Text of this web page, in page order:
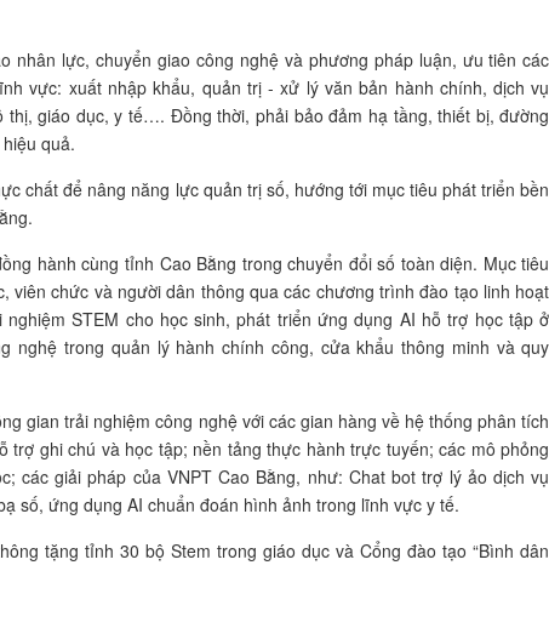
nhân lực, chuyển giao công nghệ và phương pháp luận, ưu tiên các
vực: xuất nhập khẩu, quản trị - xử lý văn bản hành chính, dịch vụ
giáo dục, y tế…. Đồng thời, phải bảo đảm hạ tầng, thiết bị, đường
quả.
chất để nâng năng lực quản trị số, hướng tới mục tiêu phát triển bền
hành cùng tỉnh Cao Bằng trong chuyển đổi số toàn diện. Mục tiêu
viên chức và người dân thông qua các chương trình đào tạo linh hoạt
STEM cho học sinh, phát triển ứng dụng AI hỗ trợ học tập ở
nghệ trong quản lý hành chính công, cửa khẩu thông minh và quy
gian trải nghiệm công nghệ với các gian hàng về hệ thống phân tích
ghi chú và học tập; nền tảng thực hành trực tuyến; các mô phỏng
các giải pháp của VNPT Cao Bằng, như: Chat bot trợ lý ảo dịch vụ
số, ứng dụng AI chuẩn đoán hình ảnh trong lĩnh vực y tế.
tặng tỉnh 30 bộ Stem trong giáo dục và Cổng đào tạo “Bình dân